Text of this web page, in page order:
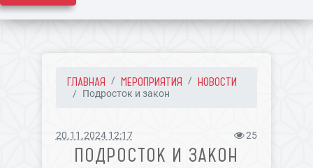
ГЛАВНАЯ МЕРОПРИЯТИЯ НОВОСТИ
Подросток и закон
20.11.2024 12:17 25
ПОДРОСТОК И ЗАКОН